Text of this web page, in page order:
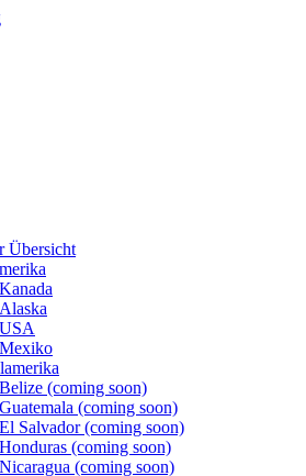
Übersicht
Kanada
Alaska
USA
Mexiko
Belize (coming soon)
Guatemala (coming soon)
El Salvador (coming soon)
Honduras (coming soon)
Nicaragua (coming soon)